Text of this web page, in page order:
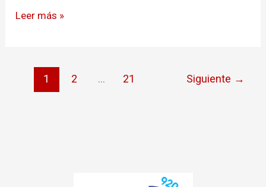
Leer más »
1 2 … 21 Siguiente →